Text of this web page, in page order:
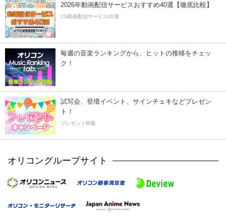
2026年動画配信サービスおすすめ40選【徹底比較】
CS動画配信サービス20選
毎週の音楽ランキングから、ヒットの推移をチェッ
ク！
試写会、登壇イベント、サインチェキなどプレゼン
ト！
プレゼント特集
オリコングループサイト